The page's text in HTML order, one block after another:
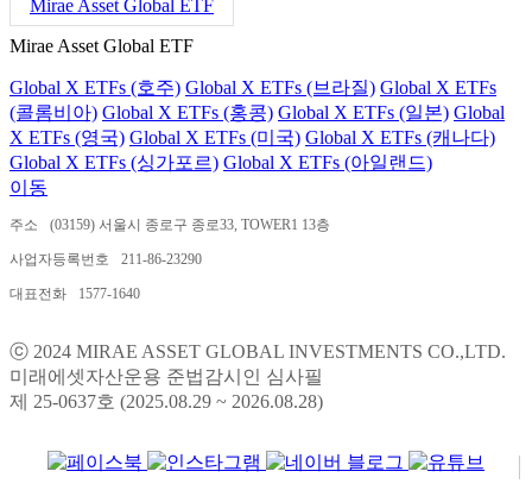
Mirae Asset Global ETF
Mirae Asset Global ETF
Global X ETFs (호주) Global X ETFs (브라질) Global X ETFs
(콜롬비아) Global X ETFs (홍콩) Global X ETFs (일본) Global
X ETFs (영국) Global X ETFs (미국) Global X ETFs (캐나다)
Global X ETFs (싱가포르) Global X ETFs (아일랜드)
이동
주소 (03159) 서울시 종로구 종로33, TOWER1 13층
사업자등록번호 211-86-23290
대표전화 1577-1640
ⓒ 2024 MIRAE ASSET GLOBAL INVESTMENTS CO.,LTD.
미래에셋자산운용 준법감시인 심사필
제 25-0637호 (2025.08.29 ~ 2026.08.28)